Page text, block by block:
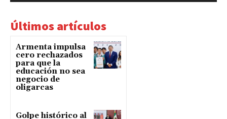
Últimos artículos
Armenta impulsa
cero rechazados
para que la
educación no sea
negocio de
oligarcas
Golpe histórico al